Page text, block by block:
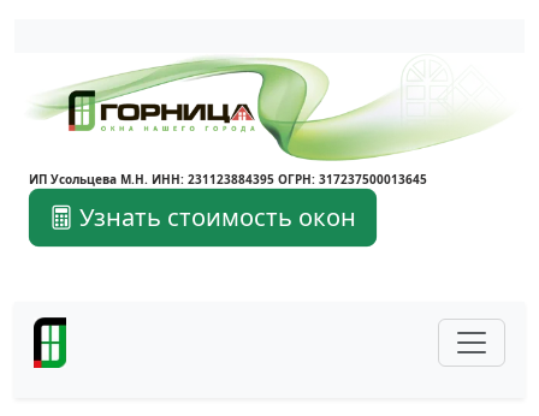
Написать в Max
Написать в Telegram
ИП Усольцева М.Н. ИНН: 231123884395 ОГРН: 317237500013645
Узнать стоимость окон